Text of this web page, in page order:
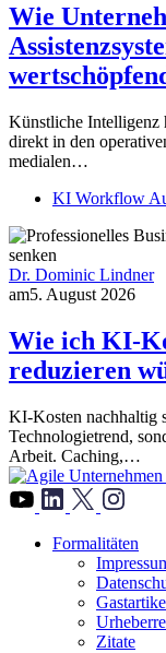
Wie
Künstliche Intelligenz
direkt in den
medialen…
KI Workflow
Dr. Dominic Lindner
am5. August 2026
Wie ich KI-
reduzieren
KI-Kosten nachhaltig
Technologietrend,
Arbeit. Caching,…
Formalitäten
Zitate